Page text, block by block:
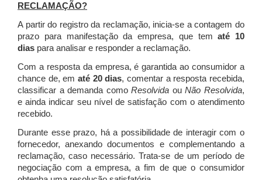
RECLAMAÇÃO?
A partir do registro da reclamação, inicia-se a contagem do
prazo para manifestação da empresa, que tematé 10
dias para analisar e responder a reclamação.
Com a resposta da empresa, é garantida ao consumidor a
chance de, em até 20 dias, comentar a resposta recebida,
classificar a demanda comoResolvida ouNão Resolvida,
e ainda indicar seu nível de satisfação com o atendimento
recebido.
Durante esse prazo, há a possibilidade de interagir com o
fornecedor, anexando documentos e complementando a
reclamação, caso necessário.Trata-se de um período de
negociação com a empresa, a fim de que o consumidor